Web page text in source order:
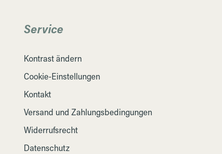
Service
Kontrast ändern
Cookie-Einstellungen
Kontakt
Versand und Zahlungsbedingungen
Widerrufsrecht
Datenschutz